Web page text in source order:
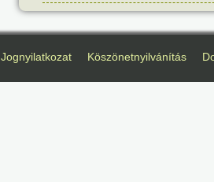
Jognyilatkozat Köszönetnyilvánítás